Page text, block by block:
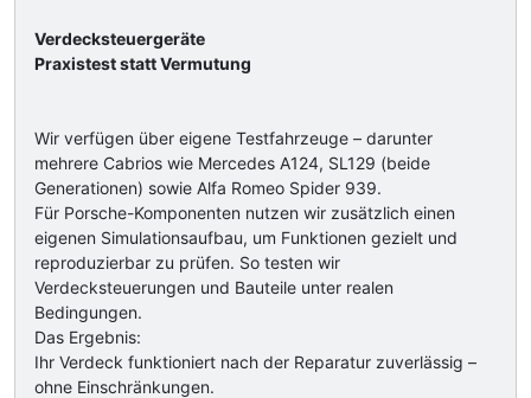
Verdecksteuergeräte
Praxistest statt Vermutung
Wir verfügen über eigene Testfahrzeuge – darunter
mehrere Cabrios wie Mercedes A124, SL129 (beide
Generationen) sowie Alfa Romeo Spider 939.
Für Porsche-Komponenten nutzen wir zusätzlich einen
eigenen Simulationsaufbau, um Funktionen gezielt und
reproduzierbar zu prüfen. So testen wir
Verdecksteuerungen und Bauteile unter realen
Bedingungen.
Das Ergebnis:
Ihr Verdeck funktioniert nach der Reparatur zuverlässig –
ohne Einschränkungen.